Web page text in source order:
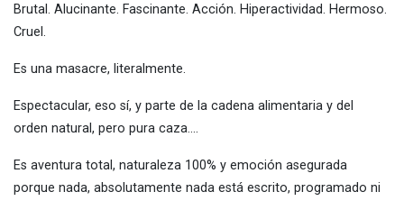
Brutal. Alucinante. Fascinante. Acción. Hiperactividad. Hermoso.
Cruel.
Es una masacre, literalmente.
Espectacular, eso sí, y parte de la cadena alimentaria y del
orden natural, pero pura caza.…
Es aventura total, naturaleza 100% y emoción asegurada
porque nada, absolutamente nada está escrito, programado ni